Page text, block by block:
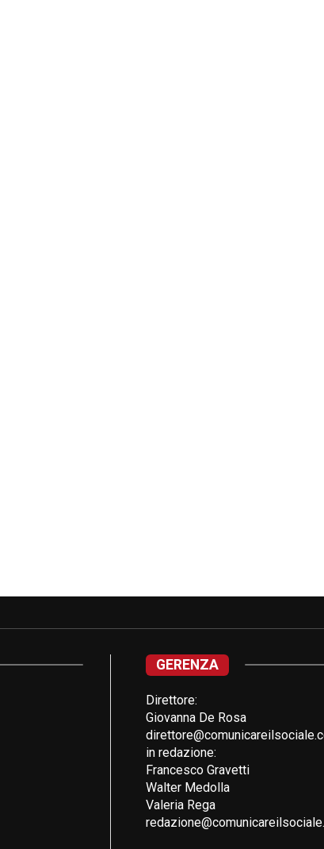
GERENZA
Direttore:
Giovanna De Rosa
in redazione:
Francesco Gravetti
Walter Medolla
Valeria Rega